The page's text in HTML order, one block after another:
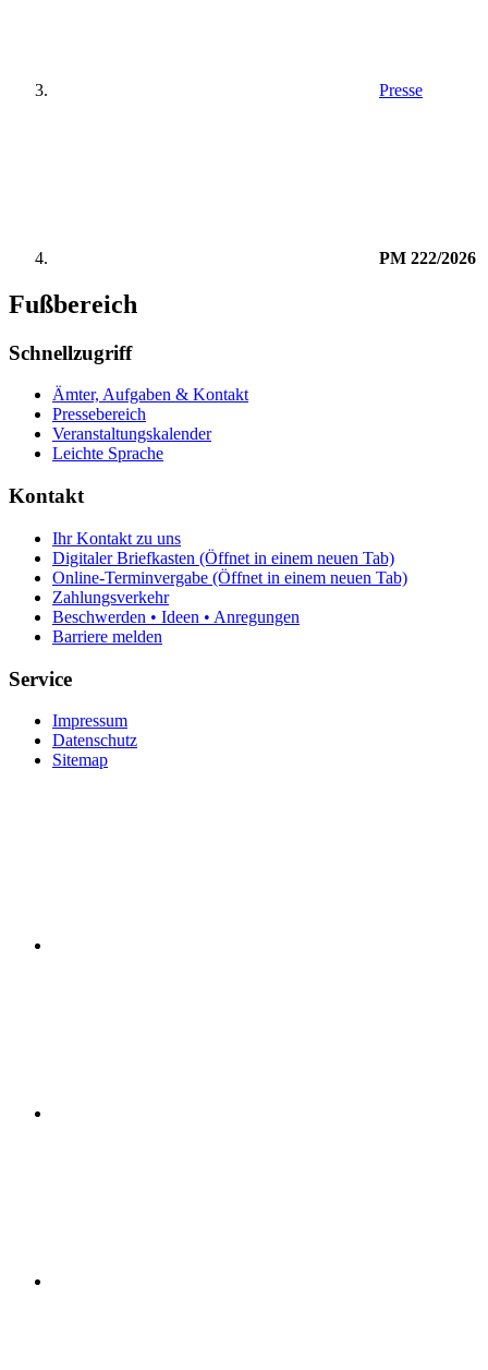
Presse
PM 222/2026
Fußbereich
Schnellzugriff
Ämter, Aufgaben & Kontakt
Pressebereich
Veranstaltungskalender
Leichte Sprache
Kontakt
Ihr Kontakt zu uns
Digitaler Briefkasten (Öffnet in einem neuen Tab)
Online-Terminvergabe (Öffnet in einem neuen Tab)
Zahlungsverkehr
Beschwerden • Ideen • Anregungen
Barriere melden
Service
Impressum
Datenschutz
Sitemap